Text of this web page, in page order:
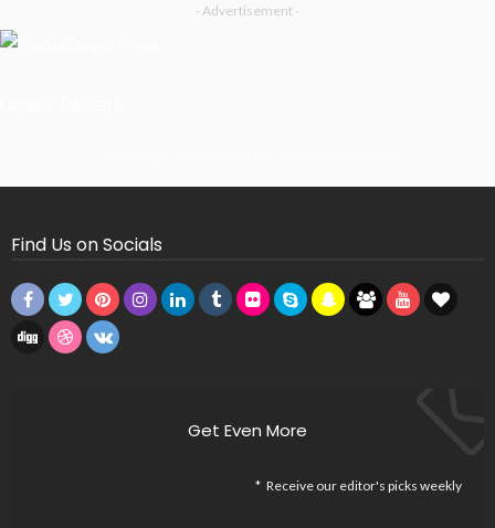
- Advertisement -
Find Us on Socials
Get Even More
Receive our editor's picks weekly